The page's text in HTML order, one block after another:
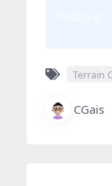
Terrain
CGais